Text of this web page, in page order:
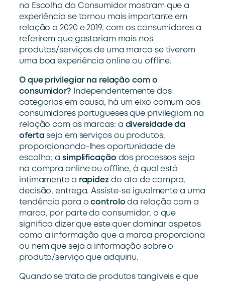
na Escolha do Consumidor mostram que a
experiência se tornou mais importante em
relação a 2020 e 2019, com os consumidores a
referirem que gastariam mais nos
produtos/serviços de uma marca se tiverem
uma boa experiência online ou offline.
O que privilegiar na relação com o
consumidor? Independentemente das
categorias em causa, há um eixo comum aos
consumidores portugueses que privilegiam na
relação com as marcas: a diversidade da
oferta seja em serviços ou produtos,
proporcionando-lhes oportunidade de
escolha; a simplificação dos processos seja
na compra online ou offline, à qual está
intimamente a rapidezdo ato de compra,
decisão, entrega. Assiste-se igualmente a uma
tendência para ocontrolo da relação com a
marca, por parte do consumidor, o que
significa dizer que este quer dominar aspetos
como a informação que a marca proporciona
ou nem que seja a informação sobre o
produto/serviço que adquiriu.
Quando se trata de produtos tangíveis e que